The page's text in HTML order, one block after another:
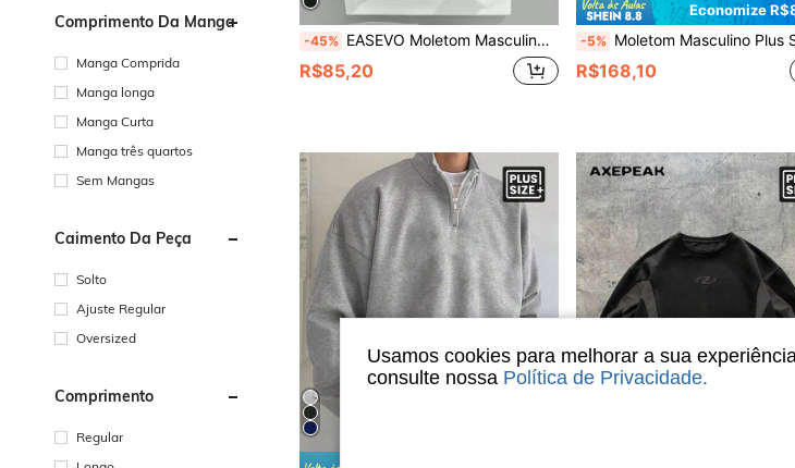
Comprimento Da Manga
Manga Comprida
Manga longa
Manga Curta
Manga três quartos
Sem Mangas
Caimento Da Peça
Solto
Ajuste Regular
Oversized
Comprimento
Regular
-45% EASEVO Moletom Masculino Casual com Capuz e Manga Longa, Outono, Inverno
R$85,20
Economize
-5% Moletom Masculino Plus Size de Ajuste Solto com Gola Careca e Manga Longa,
R$168,10
Usamos cookies para melhorar a sua
consulte nossa Política de Privacidade.